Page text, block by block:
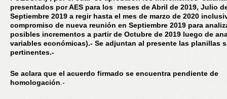
presentados por AES para los meses de Abril de 2019, Julio
Septiembre 2019 a regir hasta el mes de marzo de 2020
compromiso de nueva reunión en Septiembre 2019 para
posibles incrementos a partir de Octubre de 2019 luego de
variables económicas).- Se adjuntan al presente las planillas
pertinentes.-
Se aclara que el acuerdo firmado se encuentra pendiente de
homologación .-